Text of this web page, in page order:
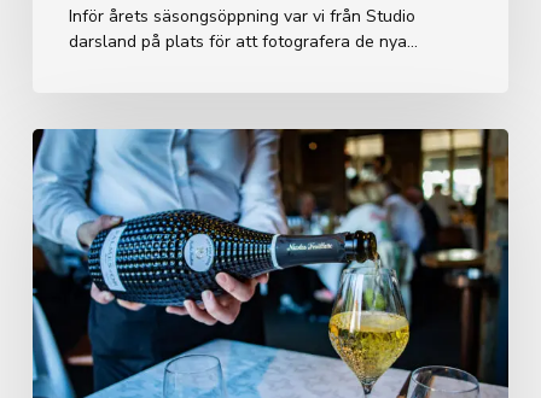
Inför årets säsongsöppning var vi från Studio
darsland på plats för att fotografera de nya…
Wine
Maker
Dinner
–
nicholas
feuillatte
champagne
–
Sjömagasinet